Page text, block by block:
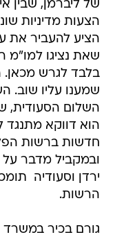
של ליברמן, שבין
הצעות מדיניות
הציע להעביר את
שאת נציגו למו"מ
בלבד לגרש מכאן.
שמענו עליו שוב.
השלום הסעודית,
הוא דווקא מתנגד
חדשות ברשות
ובמקביל מדבר על
ירדן וסעודיה 
הרשות.
גורם בכיר במשרד